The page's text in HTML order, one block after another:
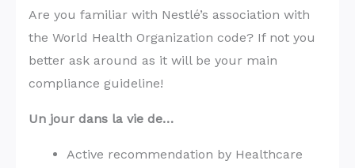
Are you familiar with Nestlé’s association with
the World Health Organization code? If not you
better ask around as it will be your main
compliance guideline!
Un jour dans la vie de…
Active recommendation by Healthcare